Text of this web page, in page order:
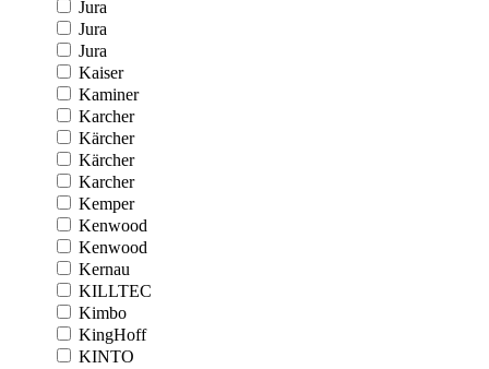
Jura
Jura
Jura
Kaiser
Kaminer
Karcher
Kärcher
Kärcher
Karcher
Kemper
Kenwood
Kenwood
Kernau
KILLTEC
Kimbo
KingHoff
KINTO